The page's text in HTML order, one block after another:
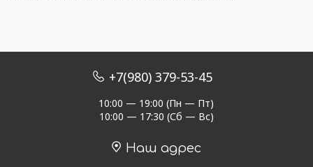
+7(980) 379-53-45
10:00 — 19:00 (Пн — Пт)
10:00 — 17:30 (Сб — Вс)
Наш адрес